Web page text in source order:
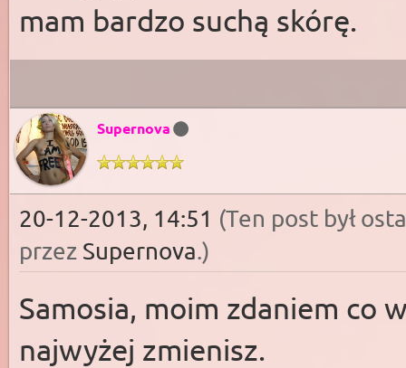
mam bardzo suchą skórę.
Supernova
20-12-2013, 14:51 (Ten post był
przez Supernova.)
Samosia, moim zdaniem co
najwyżej zmienisz.